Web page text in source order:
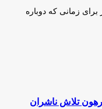
زمانی که دوباره
تلاش ناشران